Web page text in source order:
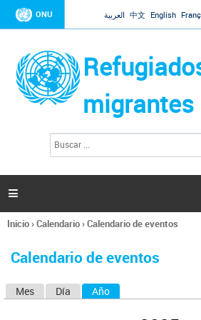
Jump to navigation
ONU العربية 中文 English
migrantes
l
s

Se
usted
Inicio›Calendario›Calendario de eventos
Calendario de eventos
Mes Día Año